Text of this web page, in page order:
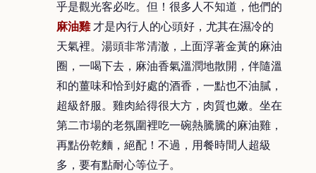
乎是觀光客必吃。但！很多人不知道，他們的
麻油雞才是內行人的心頭好，尤其在濕冷的
天氣裡。湯頭非常清澈，上面浮著金黃的麻油
圈，一喝下去，麻油香氣溫潤地散開，伴隨溫
和的薑味和恰到好處的酒香，一點也不油膩，
超級舒服。雞肉給得很大方，肉質也嫩。坐在
第二市場的老氛圍裡吃一碗熱騰騰的麻油雞，
再點份乾麵，絕配！不過，用餐時間人超級
多，要有點耐心等位子。